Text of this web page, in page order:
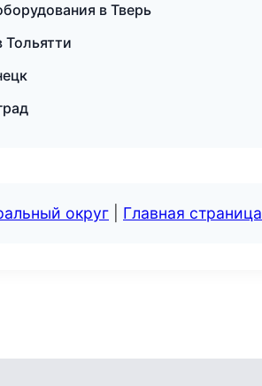
в Тверь
округ Главная страница